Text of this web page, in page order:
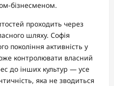
бізнесменом.
проходить через
шляху. Софія
покоління активність у
контролювати власний
до інших культур — усе
яка не зводиться